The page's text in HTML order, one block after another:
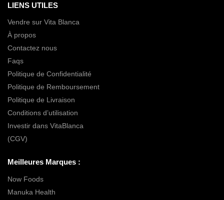
LIENS UTILES
Vendre sur Vita Blanca
À propos
Contactez nous
Faqs
Politique de Confidentialité
Politique de Remboursement
Politique de Livraison
Conditions d’utilisation
Investir dans VitaBlanca
(CGV)
Meilleures Marques :
Now Foods
Manuka Health